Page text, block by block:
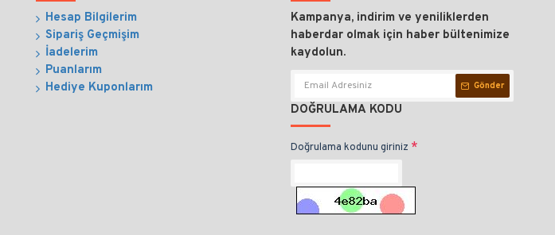
Hesap Bilgilerim
Sipariş Geçmişim
İadelerim
Puanlarım
Hediye Kuponlarım
Kampanya, indirim ve yeniliklerden
haberdar olmak için haber bültenimize
kaydolun.
Gönder
DOĞRULAMA KODU
Doğrulama kodunu giriniz